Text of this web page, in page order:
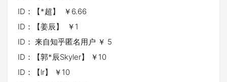
ID：【*超】 ￥6.66
ID：【姜辰】 ￥1
ID： 来自知乎匿名用户 ￥ 5
ID：【郭*辰Skyler】 ￥10
ID：【lr】 ￥10